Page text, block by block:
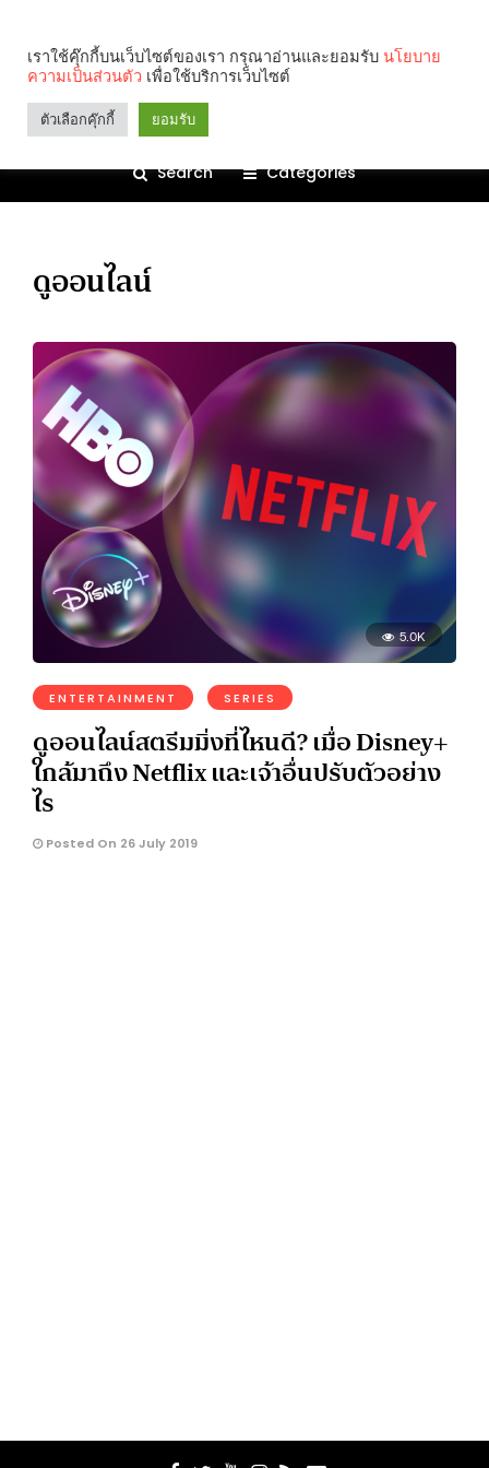
Search Categories
ดูออนไลน์
5.0K
ENTERTAINMENT SERIES
ดูออนไลน์สตรีมมิ่งที่ไหนดี? เมื่อ Disney+
ใกล้มาถึง Netflix และเจ้าอื่นปรับตัวอย่าง
ไร
Posted On 26 July 2019
เราใช้คุ๊กกี้บนเว็บไซต์ของเรา กรุณาอ่านและยอมรับ นโยบาย
ความเป็นส่วนตัว เพื่อใช้บริการเว็บไซต์
ตัวเลือกคุ๊กกี้ ยอมรับ